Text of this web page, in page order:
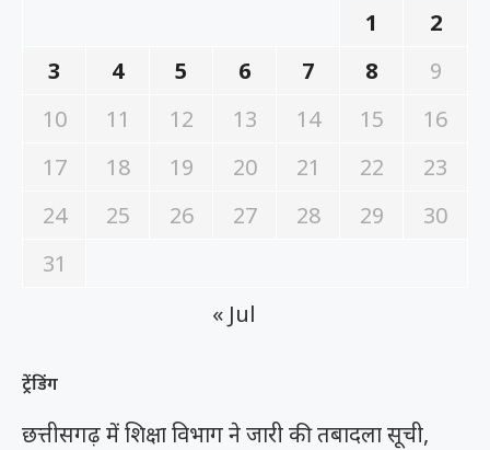
1
2
3
4 5 6 7 8
9
10
11 12 13 14 15
16
17
18 19 20 21 22
23
24
25 26 27 28 29
30
31
« Jul
ट्रेंडिंग
छत्तीसगढ़ में शिक्षा विभाग ने जारी की तबादला सूची,